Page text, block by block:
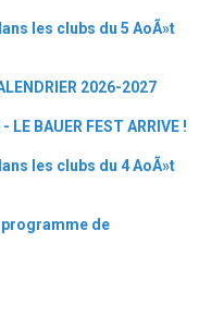
les clubs du 5 AoÃ»t
2026-2027
LE BAUER FEST ARRIVE !
les clubs du 4 AoÃ»t
programme de